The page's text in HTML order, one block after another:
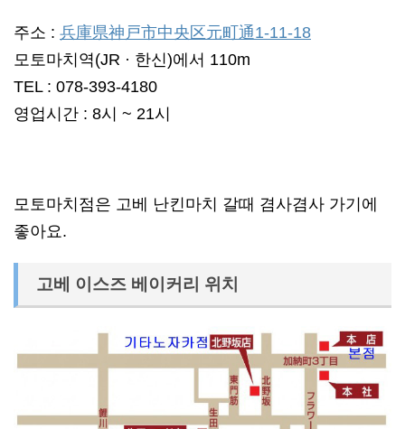
주소 : 兵庫県神戸市中央区元町通1-11-18
모토마치역(JR · 한신)에서 110m
TEL : 078-393-4180
영업시간 : 8시 ~ 21시
모토마치점은 고베 난킨마치 갈때 겸사겸사 가기에
좋아요.
고베 이스즈 베이커리 위치